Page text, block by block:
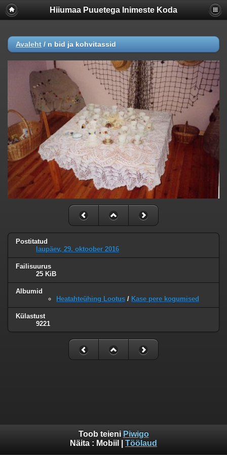
Hiiumaa Puuetega Inimeste Koda
Avaleht / n bid ja kohvitassid
Postitatud
laupäev, 29. oktoober 2016
Failisuurus
25 KiB
Albumid
Heatahteühing Lootus / Kase pere kogumised
Külastust
9221
Toob teieni Piwigo
Näita : Mobiil Töölaud